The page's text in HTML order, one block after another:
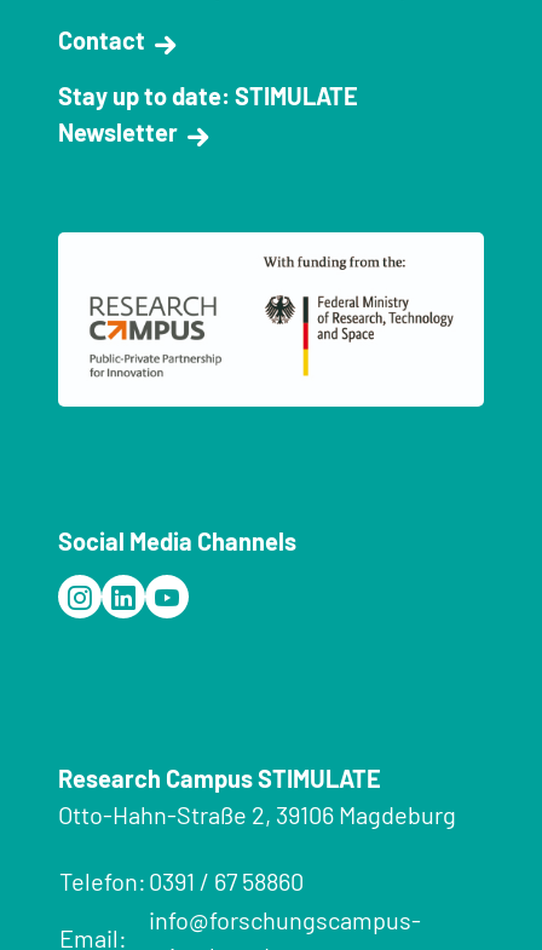
Contact
Stay up to date: STIMULATE
Newsletter
Social Media Channels
Research Campus STIMULATE
Otto-Hahn-Straße 2, 39106 Magdeburg
Telefon: 0391 / 67 58860
Email:
info@forschungscampus-